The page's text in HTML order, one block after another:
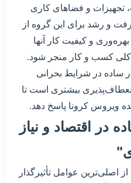
تجهیزات و فضاهای کاری
و رشد برای این گروه از
و کیفیت کار آنها
کلی کسب و کار منجر شود.
ساده در شرایط بحرانی
انعطاف‌پذیری بیشتری است تا
ویروس کرونا پاسخ دهد.
در اقتصاد و نیاز
اصلی‌ترین عوامل تأثیرگذار